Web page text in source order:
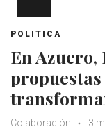
POLITICA
En
Colaboración 3